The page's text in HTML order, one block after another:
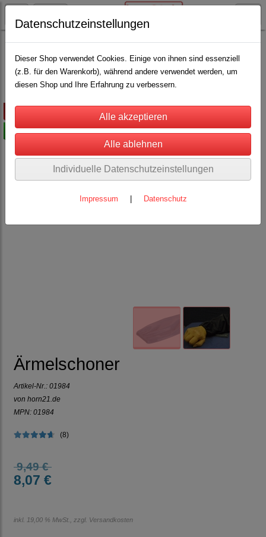
Stall, Hof und Scheune
Hygiene und Pflege
Persönlicher Schutz(6)
-15%
Ärmelschoner
Artikel-Nr.: 01984
von horn21.de
MPN: 01984
(8)
9,49 €
8,07 €
inkl. 19,00 % MwSt., zzgl. Versandkosten
Datenschutzeinstellungen
Dieser Shop verwendet Cookies. Einige von ihnen sind essenziell
(z.B. für den Warenkorb), während andere verwendet werden, um
diesen Shop und Ihre Erfahrung zu verbessern.
Individuelle Datenschutzeinstellungen
Impressum Datenschutz